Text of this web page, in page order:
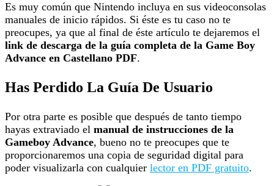
Es muy común que Nintendo incluya en sus videoconsolas
manuales de inicio rápidos. Si éste es tu caso no te
preocupes, ya que al final de éste artículo te dejaremos el
link de descarga de la guía completa de la Game Boy
Advance en Castellano PDF.
Has Perdido La Guía De Usuario
Por otra parte es posible que después de tanto tiempo
hayas extraviado el manual de instrucciones de la
Gameboy Advance, bueno no te preocupes que te
proporcionaremos una copia de seguridad digital para
poder visualizarla con cualquier lector en PDF gratuito.